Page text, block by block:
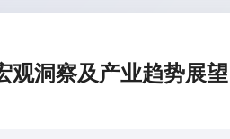
观洞察及产业趋势展望